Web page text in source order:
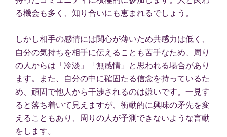
る機会も多く、知り合いにも恵まれるでしょう。
しかし相手の感情には関心が薄いため共感力は低く、
自分の気持ちを相手に伝えることも苦手なため、周り
の人からは「冷淡」「無感情」と思われる場合があり
ます。また、自分の中に確固たる信念を持っているた
め、頑固で他人から干渉されるのは嫌いです。一見す
ると落ち着いて見えますが、衝動的に興味の矛先を変
えることもあり、周りの人が予測できないような言動
をします。